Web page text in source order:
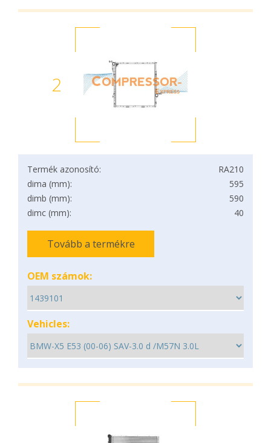
2
Termék azonosító:
RA210
dima (mm):
595
dimb (mm):
590
dimc (mm):
40
Tovább a termékre
OEM számok:
Vehicles: